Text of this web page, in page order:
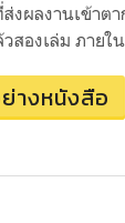
งผลงานเข้าต
สองเล่ม ภายใ
างหนังสือ